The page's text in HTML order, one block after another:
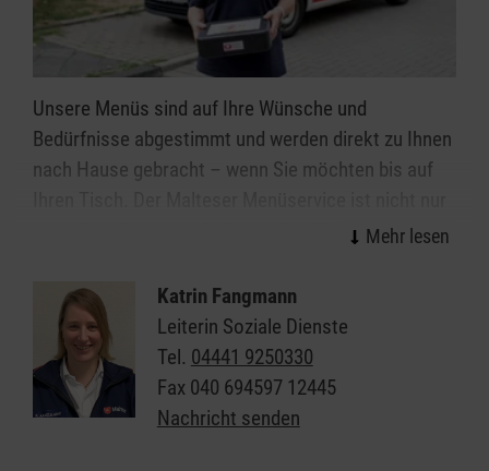
Unsere Menüs sind auf Ihre Wünsche und
Bedürfnisse abgestimmt und werden direkt zu Ihnen
nach Hause gebracht – wenn Sie möchten bis auf
irgendein „Essen auf Rädern“ oder Mahlzeitendienst.
leckere Menü-Auswahl und nicht zuletzt für die
Freude am persönlichen Kontakt.
Lassen Sie sich beraten und erhalten weitere
Informationen zum Malteser Menüservice in
Katrin Fangmann
Leiterin Soziale Dienste
Tel. 04441 9250330
Fax 040 694597 12445
Nachricht senden